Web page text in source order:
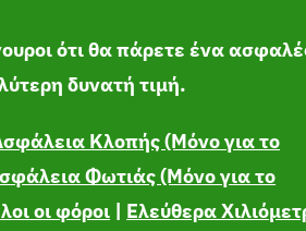
ότι θα πάρετε ένα
δυνατή τιμή.
Κλοπής (Μόνο για το
Φωτιάς (Μόνο για το
οι φόροι | Ελεύθερα